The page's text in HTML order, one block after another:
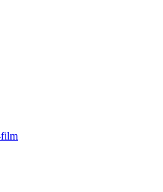
film